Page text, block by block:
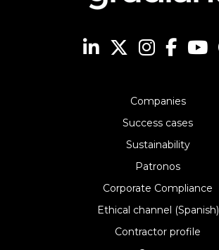
Companies
Success cases
Sustainability
Patronos
Corporate Compliance
Ethical channel (Spanish)
Contractor profile